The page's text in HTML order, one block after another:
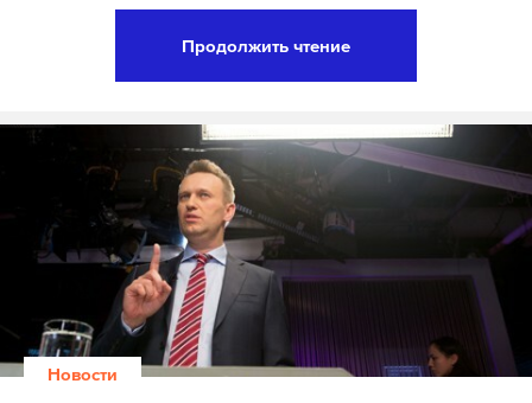
«Берем последнюю атаку WannaCry — 150 стран,
казалось бы, небольшой ущерб, но это была
тестовая атака. И заранее могу сказать, что
ожидаются куда более серьезные атаки», —
цитирует его ТАСС.
Прогноз Крутских может сбыться довольно скоро:
10 июля «Лаборатория Касперского» предупредила
пользователей об активном распространении
Продолжить чтение
Новости